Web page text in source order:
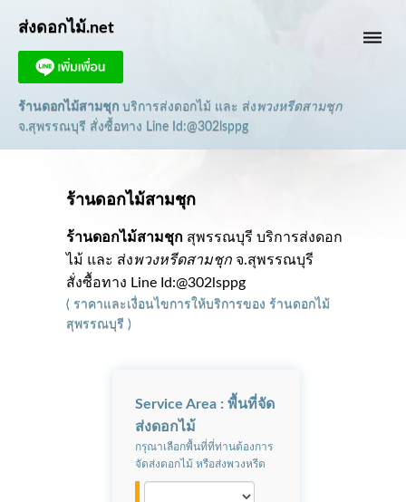
dehaze
ส่งดอกไม้.net
ร้านดอกไม้สามชุก บริการส่งดอกไม้ และ ส่ง พวงหรีดสามชุก
จ.สุพรรณบุรี สั่งซื้อทาง Line Id:@302lsppg
ร้านดอกไม้สามชุก
ร้านดอกไม้สามชุก สุพรรณบุรี บริการส่งดอก
ไม้ และ ส่งพวงหรีดสามชุก จ.สุพรรณบุรี
สั่งซื้อทาง Line Id:@302lsppg
( ราคาและเงื่อนไขการให้บริการของ ร้านดอกไม้
สุพรรณบุรี )
Service Area : พื้นที่จัด
ส่งดอกไม้
กรุณาเลือกพื้นที่ที่ท่านต้องการ
จัดส่งดอกไม้ หรือส่งพวงหรีด